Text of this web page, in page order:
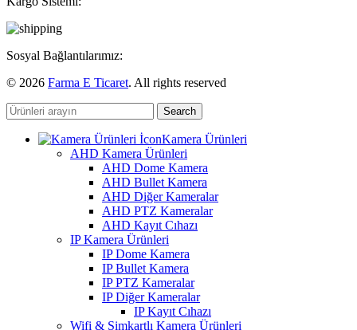
Sosyal Bağlantılarımız:
© 2026 Farma E Ticaret. All rights reserved
Search
Kamera Ürünleri
AHD Kamera Ürünleri
AHD Dome Kamera
AHD Bullet Kamera
AHD Diğer Kameralar
AHD PTZ Kameralar
AHD Kayıt Cıhazı
IP Kamera Ürünleri
IP Dome Kamera
IP Bullet Kamera
IP PTZ Kameralar
IP Diğer Kameralar
IP Kayıt Cıhazı
Wifi & Simkartlı Kamera Ürünleri